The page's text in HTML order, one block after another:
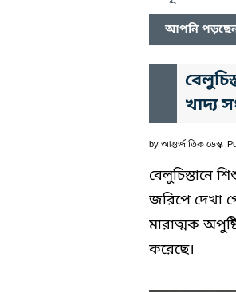
আপনি
খাদ্য
by আন্তর্জাতিক ডেস্ক
বেলুচিস্তানে
জরিপে দেখা
মারাত্মক
করেছে।